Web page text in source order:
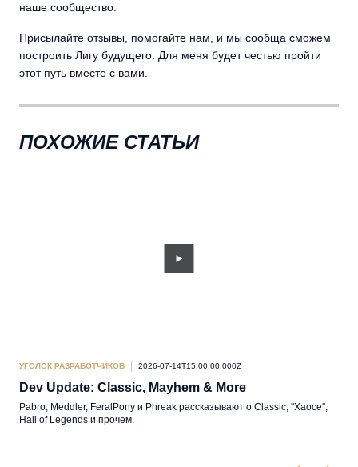
наше сообщество.
Присылайте отзывы, помогайте нам, и мы сообща сможем
построить Лигу будущего. Для меня будет честью пройти
этот путь вместе с вами.
ПОХОЖИЕ СТАТЬИ
УГОЛОК РАЗРАБОТЧИКОВ 2026-07-14T15:00:00.000Z
Dev Update: Classic, Mayhem & More
Pabro, Meddler, FeralPony и Phreak рассказывают о Classic, ''Хаосе'',
Hall of Legends и прочем.